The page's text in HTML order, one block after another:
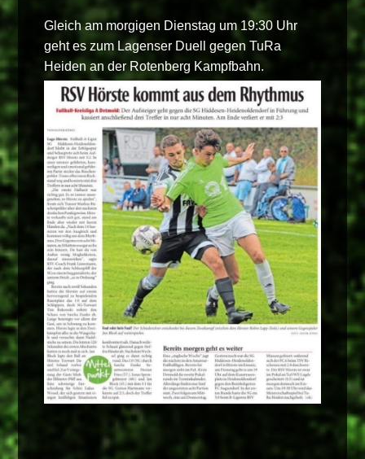
Gleich am morgigen Dienstag um 19:30 Uhr
geht es zum Lagenser Duell gegen TuRa
Heiden an der Rotenberg Kampfbahn.